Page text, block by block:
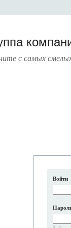
с самых
Войти